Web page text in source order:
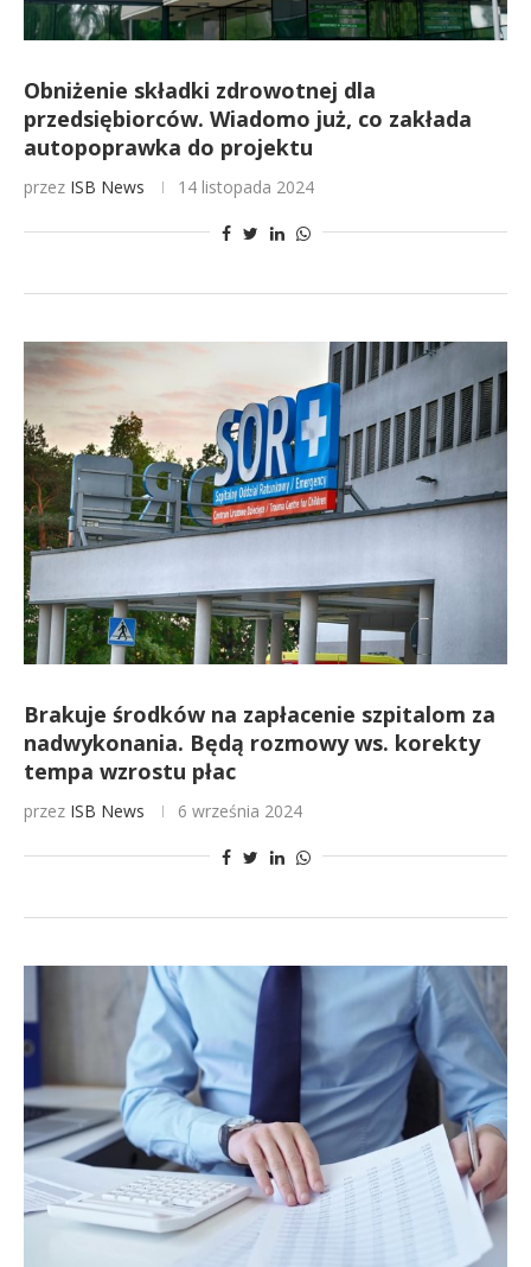
Obniżenie składki zdrowotnej dla
przedsiębiorców. Wiadomo już, co zakłada
autopoprawka do projektu
przez ISB News 14 listopada 2024
Brakuje środków na zapłacenie szpitalom za
nadwykonania. Będą rozmowy ws. korekty
tempa wzrostu płac
przez ISB News 6 września 2024